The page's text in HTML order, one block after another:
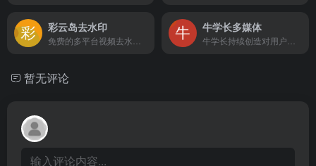
彩云岛去水印 牛学长多媒体
暂无评论